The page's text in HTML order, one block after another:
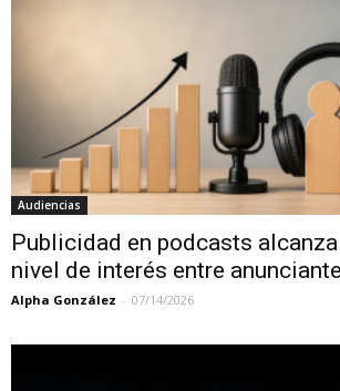
Audiencias
Publicidad en podcasts
nivel de interés entre
Alpha González - 07/14/2026